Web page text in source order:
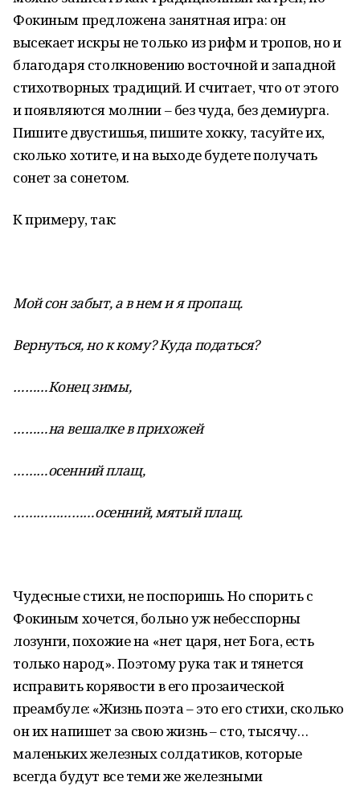
Фокиным предложена занятная игра: он
высекает искры не только из рифм и тропов, но и
благодаря столкновению восточной и западной
стихотворных традиций. И считает, что от этого
и появляются молнии – без чуда, без демиурга.
Пишите двустишья, пишите хокку, тасуйте их,
сколько хотите, и на выходе будете получать
сонет за сонетом.
К примеру, так:
Мой сон забыт, а в нем и я пропащ.
Вернуться, но к кому? Куда податься?
………Конец зимы,
………на вешалке в прихожей
………осенний плащ,
…………………осенний, мятый плащ.
Чудесные стихи, не поспоришь. Но спорить с
Фокиным хочется, больно уж небесспорны
лозунги, похожие на «нет царя, нет Бога, есть
только народ». Поэтому рука так и тянется
исправить корявости в его прозаической
преамбуле: «Жизнь поэта – это его стихи, сколько
он их напишет за свою жизнь – сто, тысячу…
маленьких железных солдатиков, которые
всегда будут все теми же железными